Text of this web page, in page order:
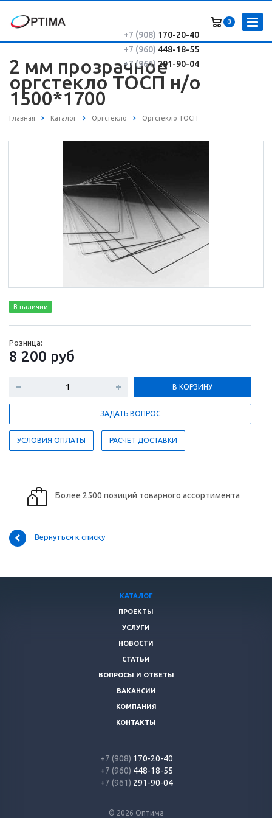
0
+7 (908) 170-20-40
+7 (960) 448-18-55
+7 (961) 291-90-04
2 мм прозрачное
оргстекло ТОСП н/о
1500*1700
Главная Каталог Оргстекло Оргстекло ТОСП
В наличии
Розница:
8 200 руб
В КОРЗИНУ
ЗАДАТЬ ВОПРОС
УСЛОВИЯ ОПЛАТЫ РАСЧЕТ ДОСТАВКИ
Более 2500 позиций товарного ассортимента
Вернуться к списку
© 2026 Оптима
КАТАЛОГ
ПРОЕКТЫ
УСЛУГИ
НОВОСТИ
СТАТЬИ
ВОПРОСЫ И ОТВЕТЫ
ВАКАНСИИ
КОМПАНИЯ
КОНТАКТЫ
+7 (908) 170-20-40
+7 (960) 448-18-55
+7 (961) 291-90-04